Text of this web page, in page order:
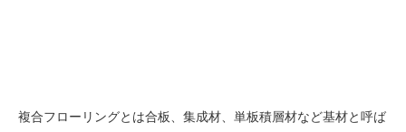
複合フローリングとは合板、集成材、単板積層材など基材と呼ば